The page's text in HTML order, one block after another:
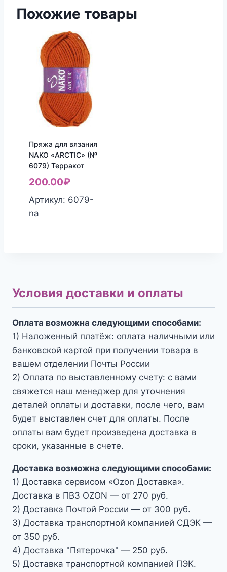
Похожие товары
Пряжа для вязания
NAKO «ARCTIC» (№
6079) Терракот
200.00₽
Артикул: 6079-
na
Условия доставки и оплаты
Оплата возможна следующими способами:
1) Наложенный платёж: оплата наличными или
банковской картой при получении товара в
вашем отделении Почты России
2) Оплата по выставленному счету: с вами
свяжется наш менеджер для уточнения
деталей оплаты и доставки, после чего, вам
будет выставлен счет для оплаты. После
оплаты вам будет произведена доставка в
сроки, указанные в счете.
Доставка возможна следующими способами:
1) Доставка сервисом «Ozon Доставка».
Доставка в ПВЗ OZON — от 270 руб.
2) Доставка Почтой России — от 300 руб.
3) Доставка транспортной компанией СДЭК —
от 350 руб.
4) Доставка "Пятерочка" — 250 руб.
5) Доставка транспортной компанией ПЭК.